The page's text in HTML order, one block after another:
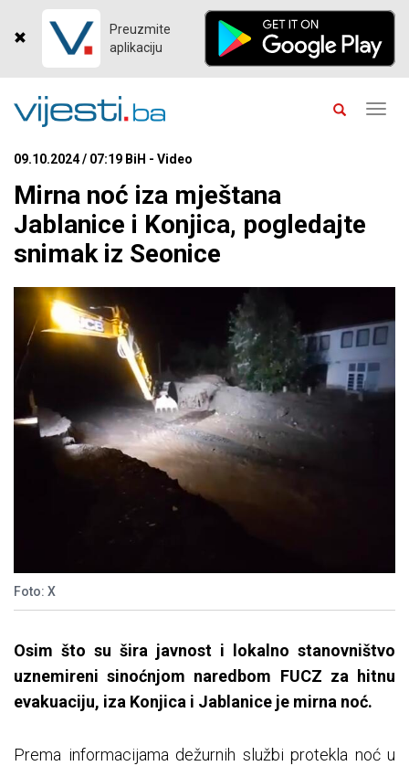
Preuzmite
aplikaciju
09.10.2024 / 07:19 BiH - Video
Mirna noć iza mještana
Jablanice i Konjica, pogledajte
snimak iz Seonice
Foto: X
Osim što su šira javnost i lokalno stanovništvo
uznemireni sinoćnjom naredbom FUCZ za hitnu
evakuaciju, iza Konjica i Jablanice je mirna noć.
Prema informacijama dežurnih službi protekla noć u